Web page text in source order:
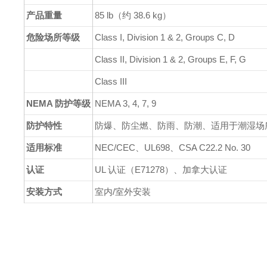
产品重量 85 lb（约 38.6 kg）
危险场所等级 Class I, Division 1 & 2, Groups C, D
Class II, Division 1 & 2, Groups E, F, G
Class III
NEMA 防护等级 NEMA 3, 4, 7, 9
防护特性 防爆、防尘燃、防雨、防潮、适用于潮湿场
适用标准 NEC/CEC、UL698、CSA C22.2 No. 30
认证 UL 认证（E71278）、加拿大认证
安装方式 室内/室外安装